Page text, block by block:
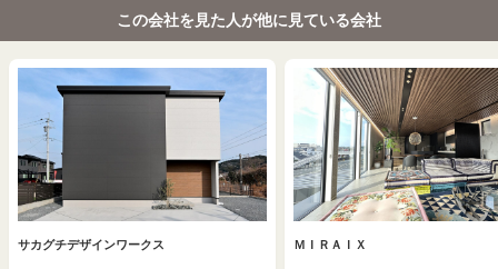
この会社を見た人が他に見ている会社
サカグチデザインワークス ＭＩＲＡＩＸ